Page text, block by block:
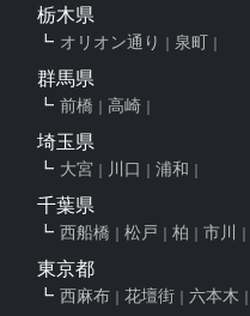
栃木県
オリオン通り 泉町
群馬県
前橋 高崎
埼玉県
大宮 川口 浦和
千葉県
西船橋 松戸 柏 市川
東京都
西麻布 花壇街 六本木